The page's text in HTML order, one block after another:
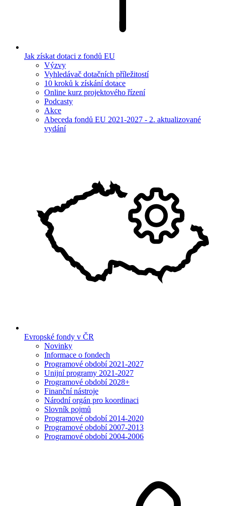
Jak získat dotaci z fondů EU
Výzvy
Vyhledávač dotačních příležitostí
10 kroků k získání dotace
Online kurz projektového řízení
Podcasty
Akce
Abeceda fondů EU 2021-2027 - 2. aktualizované
vydání
Evropské fondy v ČR
Novinky
Informace o fondech
Programové období 2021-2027
Unijní programy 2021-2027
Programové období 2028+
Finanční nástroje
Národní orgán pro koordinaci
Slovník pojmů
Programové období 2014-2020
Programové období 2007-2013
Programové období 2004-2006